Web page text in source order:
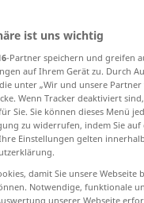
ist uns wichtig
-Partner speichern und greifen
auf Ihrem Gerät zu. Durch
unter „Wir und unsere
Wenn Tracker deaktiviert
Sie. Sie können dieses Menü
zu widerrufen, indem Sie
Einstellungen gelten
damit Sie unsere
Notwendige, funktionale
unserer Webseite